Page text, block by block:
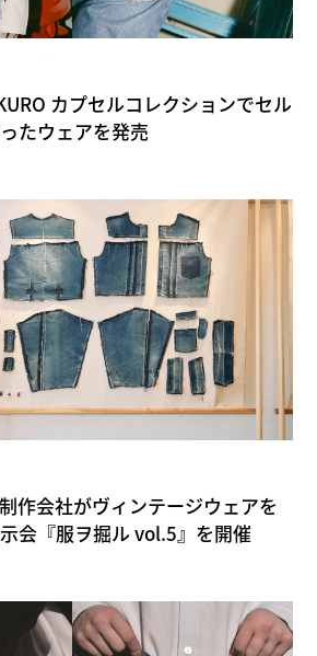
カプセルコレクションでセル
たウェアを発売
作会社がヴィンテージウェアを
会『服ヲ掘ル vol.5』を開催